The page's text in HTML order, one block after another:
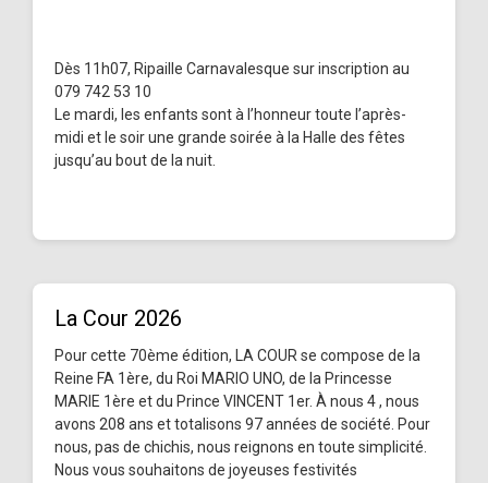
Dès 11h07, Ripaille Carnavalesque sur inscription au
079 742 53 10
Le mardi, les enfants sont à l’honneur toute l’après-
midi et le soir une grande soirée à la Halle des fêtes
jusqu’au bout de la nuit.
La Cour 2026
Pour cette 70ème édition, LA COUR se compose de la
Reine FA 1ère, du Roi MARIO UNO, de la Princesse
MARIE 1ère et du Prince VINCENT 1er. À nous 4 , nous
avons 208 ans et totalisons 97 années de société. Pour
nous, pas de chichis, nous reignons en toute simplicité.
Nous vous souhaitons de joyeuses festivités